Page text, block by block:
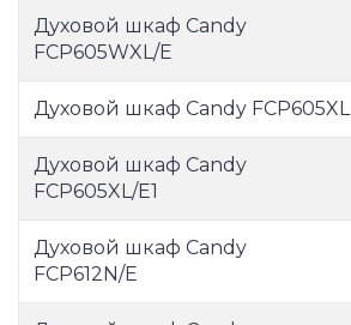
Духовой шкаф Candy
FCP605WXL/E
Духовой шкаф Candy FCP605XL
Духовой шкаф Candy
FCP605XL/E1
Духовой шкаф Candy
FCP612N/E